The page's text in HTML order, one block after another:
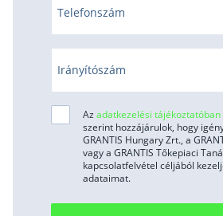
Telefonszám
Irányítószám
Az adatkezelési tájékoztatóban
szerint hozzájárulok, hogy
GRANTIS Hungary Zrt., a
vagy a GRANTIS Tőkepiaci
kapcsolatfelvétel céljából
adataimat.